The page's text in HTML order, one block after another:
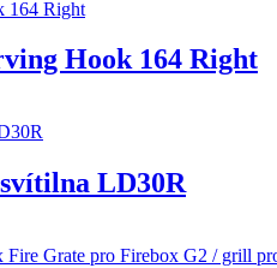
Hook 164 Right
LD30R